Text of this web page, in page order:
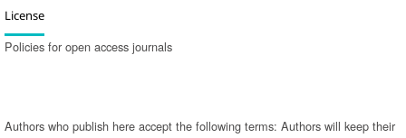
License
Policies for open access journals
Authors who publish here accept the following terms: Authors will keep their